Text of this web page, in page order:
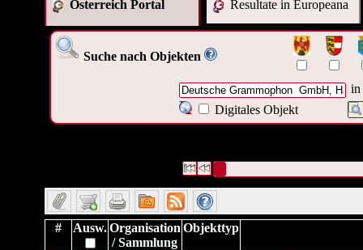
Österreich Portal Resultate in Europeana
Suche nach Objekten
in
Digitales Objekt
# Ausw. Organisation
/ Sammlung
Objekttyp